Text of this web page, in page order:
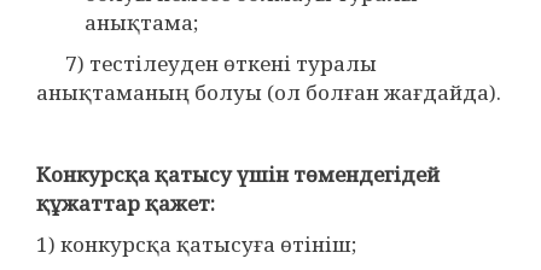
анықтама;
7) тестілеуден өткені туралы
анықтаманың болуы (ол болған жағдайда).
Конкурсқа қатысу үшін төмендегідей
құжаттар қажет:
1) конкурсқа қатысуға өтініш;